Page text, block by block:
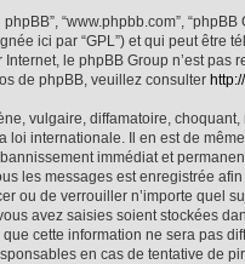
“www.phpbb.com”,
ici par “GPL”) et qui peut être
le phpBB Group n’est pas
de phpBB, veuillez consulter
vulgaire, diffamatoire,
internationale. Il en est de
immédiat et
les messages est enregistrée
ou de verrouiller n’importe quel
avez saisies soient stockées
cette information ne sera pas
en cas de tentative de